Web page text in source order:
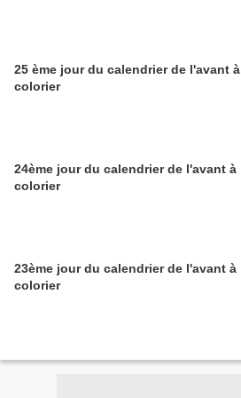
25 ème jour du calendrier de l'avant à
colorier
24ème jour du calendrier de l'avant à
colorier
23ème jour du calendrier de l'avant à
colorier